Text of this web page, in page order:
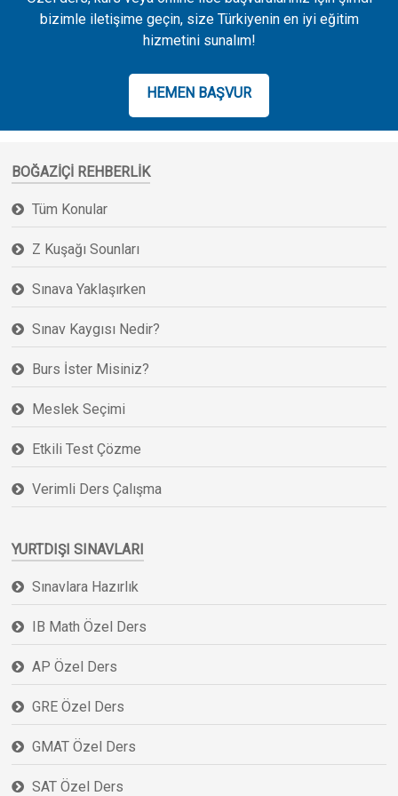
bizimle iletişime geçin, size Türkiyenin en iyi eğitim
hizmetini sunalım!
HEMEN BAŞVUR
BOĞAZIÇI REHBERLIK
Tüm Konular
Z Kuşağı Sounları
Sınava Yaklaşırken
Sınav Kaygısı Nedir?
Burs İster Misiniz?
Meslek Seçimi
Etkili Test Çözme
Verimli Ders Çalışma
YURTDIŞI SINAVLARI
Sınavlara Hazırlık
IB Math Özel Ders
AP Özel Ders
GRE Özel Ders
GMAT Özel Ders
SAT Özel Ders